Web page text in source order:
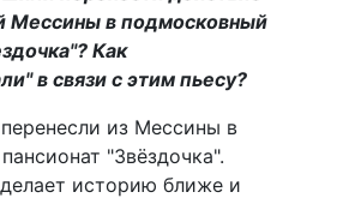
Мессины в подмосковный
Как
в связи с этим пьесу?
из Мессины в
"Звёздочка".
историю ближе и